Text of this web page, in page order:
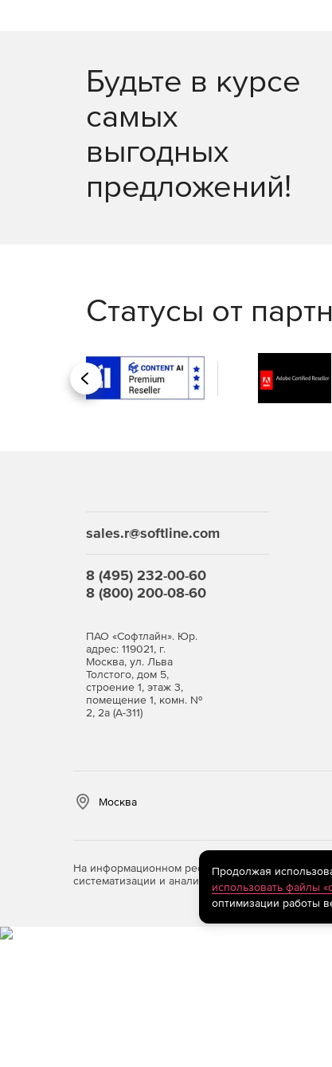
Будьте в курсе
самых
выгодных
предложений!
Статусы от
Назад
sales.r@softline.com
8 (495) 232-00-60
8 (800) 200-08-60
ПАО «Софтлайн». Юр.
адрес: 119021, г.
Москва, ул. Льва
Толстого, дом 5,
строение 1, этаж 3,
помещение 1, комн. №
2, 2а (А-311)
Москва
На информационном ресурсе store.softline.ru
систематизации и анализа сведений,
Продолжая
использовать файлы
оптимизации работы